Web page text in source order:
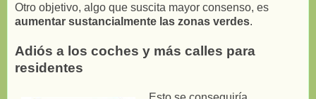
Otro objetivo, algo que suscita mayor consenso, es
aumentar sustancialmente las zonas verdes.
Adiós a los coches y más calles para
residentes